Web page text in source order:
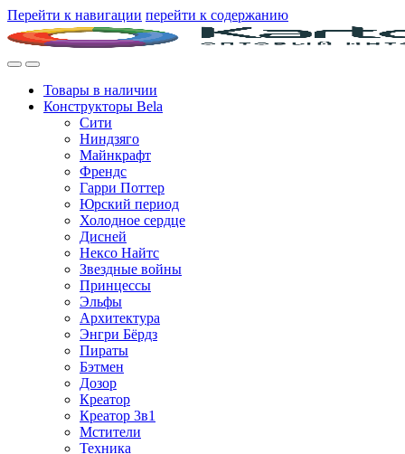
Перейти к навигации перейти к содержанию
Товары в наличии
Конструкторы Bela
Сити
Ниндзяго
Майнкрафт
Френдс
Гарри Поттер
Юрский период
Холодное сердце
Дисней
Нексо Найтс
Звездные войны
Принцессы
Эльфы
Архитектура
Энгри Бёрдз
Пираты
Бэтмен
Дозор
Креатор
Креатор 3в1
Мстители
Техника